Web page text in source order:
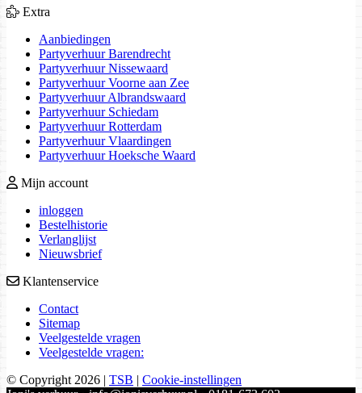
Extra
Aanbiedingen
Partyverhuur Barendrecht
Partyverhuur Nissewaard
Partyverhuur Voorne aan Zee
Partyverhuur Albrandswaard
Partyverhuur Schiedam
Partyverhuur Rotterdam
Partyverhuur Vlaardingen
Partyverhuur Hoeksche Waard
Mijn account
inloggen
Bestelhistorie
Verlanglijst
Nieuwsbrief
Klantenservice
Contact
Sitemap
Veelgestelde vragen
Veelgestelde vragen:
© Copyright 2026 | TSB | Cookie-instellingen